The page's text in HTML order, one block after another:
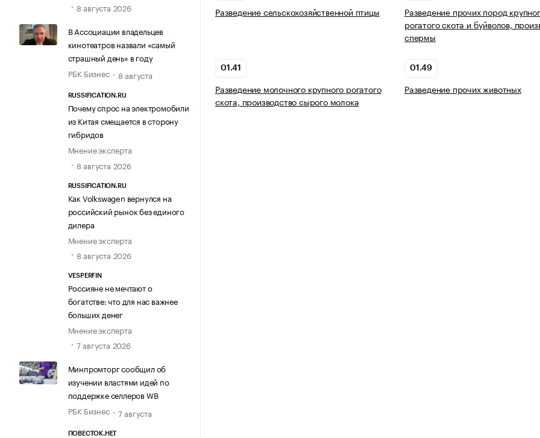
8 августа 2026
В Ассоциации владельцев
кинотеатров назвали «самый
страшный день» в году
РБК Бизнес
8 августа
RUSSIFICATION.RU
Почему спрос на электромобили
из Китая смещается в сторону
гибридов
Мнение эксперта
8 августа 2026
RUSSIFICATION.RU
Как Volkswagen вернулся на
российский рынок без единого
дилера
Мнение эксперта
8 августа 2026
VESPERFIN
Россияне не мечтают о
богатстве: что для нас важнее
больших денег
Мнение эксперта
7 августа 2026
Минпромторг сообщил об
изучении властями идей по
поддержке селлеров WB
РБК Бизнес
7 августа
ПОВЕСТОК.НЕТ
Разведение сельскохозяйственной птицы
Разведение прочих пород
рогатого скота и буйволов,
спермы
01.41
Разведение молочного крупного рогатого
скота, производство сырого молока
01.49
Разведение прочих животных